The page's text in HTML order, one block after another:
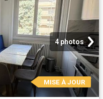
4 photos
MISE À JOUR